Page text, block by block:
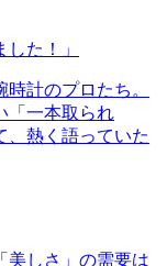
た！」
計のプロたち。
「一本取られ
、熱く語っていた
美しさ」の需要は